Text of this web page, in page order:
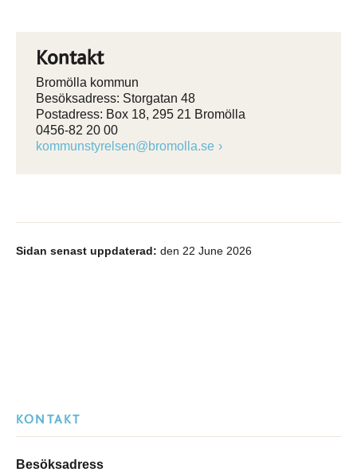
Kontakt
Bromölla kommun
Besöksadress: Storgatan 48
Postadress: Box 18, 295 21 Bromölla
0456-82 20 00
kommunstyrelsen@bromolla.se
Sidan senast uppdaterad: den 22 June 2026
KONTAKT
Besöksadress